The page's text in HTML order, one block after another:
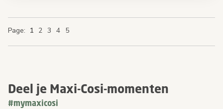
Page You're currently reading page
1 Page
2 Page
3 Page
4 Page
5
Deel je Maxi-Cosi-momenten
#mymaxicosi